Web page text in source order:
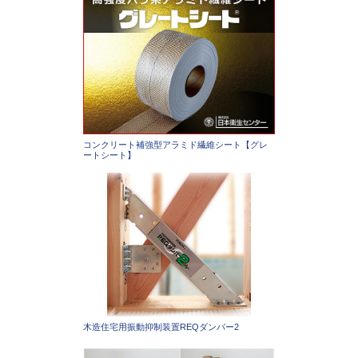
コンクリート補強型アラミド繊維シート【グレ
ートシート】
木造住宅用振動抑制装置REQダンパー2